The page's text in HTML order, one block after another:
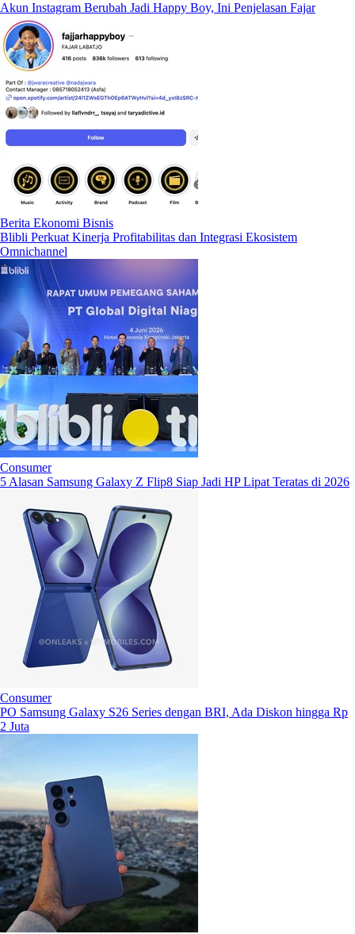
Akun Instagram Berubah Jadi Happy Boy, Ini Penjelasan Fajar
Berita Ekonomi Bisnis
Blibli Perkuat Kinerja Profitabilitas dan Integrasi Ekosistem
Omnichannel
Consumer
5 Alasan Samsung Galaxy Z Flip8 Siap Jadi HP Lipat Teratas di 2026
Consumer
PO Samsung Galaxy S26 Series dengan BRI, Ada Diskon hingga Rp
2 Juta